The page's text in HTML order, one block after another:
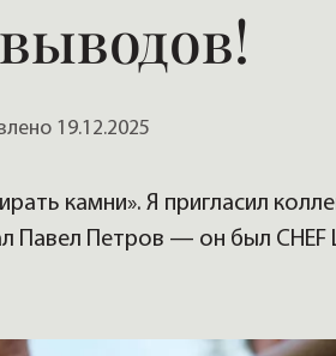
19.12.2025
камни». Я пригласил
Павел Петров — он был СHEF